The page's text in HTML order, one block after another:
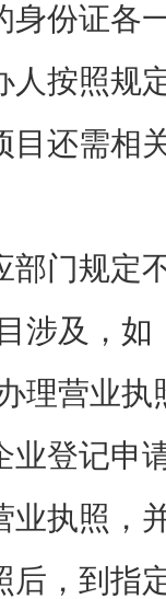
身份证各
人按照规
目还需相
部门规定
涉及，
理营业
业登记申
业执照，
后，到指